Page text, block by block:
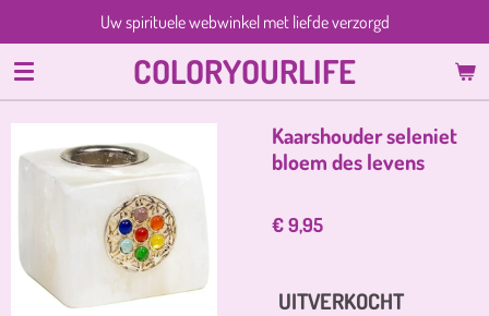
direct
naar
de
hoofdinhoud
COLORYOURLIFE
Uw spirituele webwinkel met liefde verzorgd
Kaarshouder seleniet
bloem des levens
€ 9,95
UITVERKOCHT